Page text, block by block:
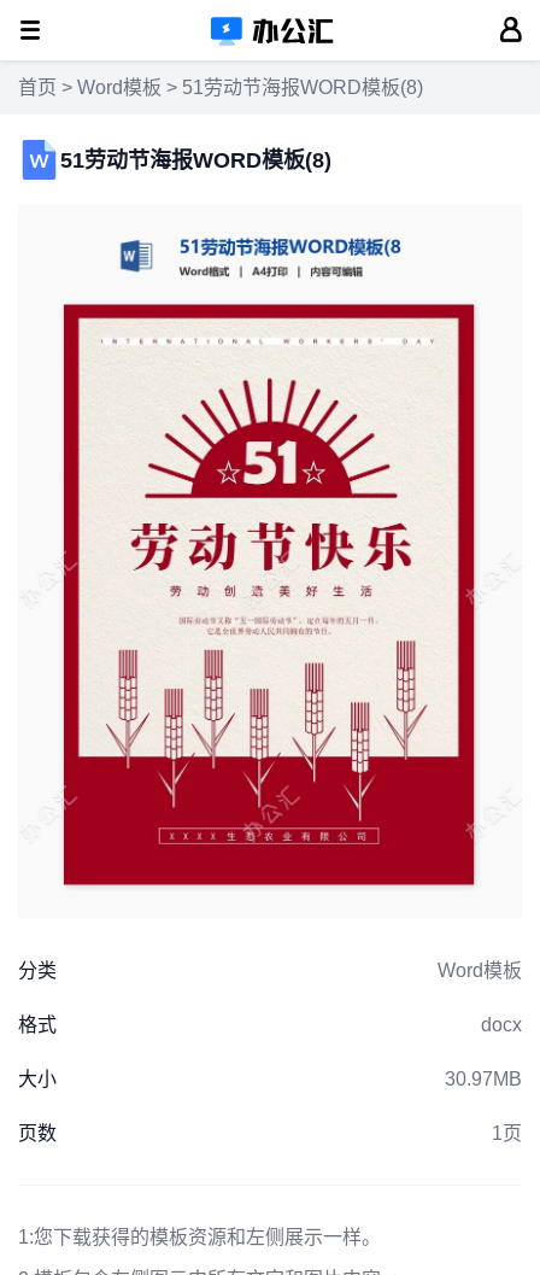
首页 > Word模板 > 51劳动节海报WORD模板(8)
51劳动节海报WORD模板(8)
分类 Word模板
格式 docx
大小 30.97MB
页数 1页
1:您下载获得的模板资源和左侧展示一样。